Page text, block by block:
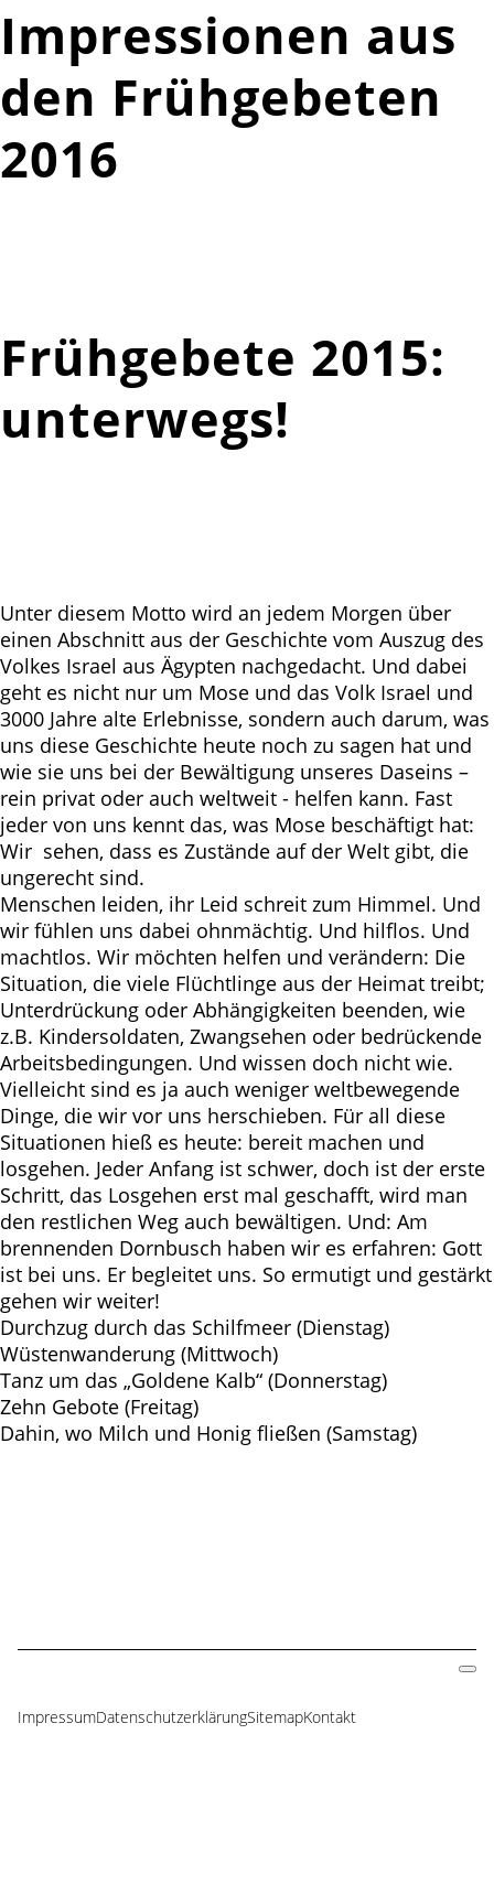
Impressionen aus
den Frühgebeten
2016
Frühgebete 2015:
unterwegs!
Unter diesem Motto wird an jedem Morgen über
einen Abschnitt aus der Geschichte vom Auszug des
Volkes Israel aus Ägypten nachgedacht. Und dabei
geht es nicht nur um Mose und das Volk Israel und
3000 Jahre alte Erlebnisse, sondern auch darum, was
uns diese Geschichte heute noch zu sagen hat und
wie sie uns bei der Bewältigung unseres Daseins –
rein privat oder auch weltweit - helfen kann. Fast
jeder von uns kennt das, was Mose beschäftigt hat:
Wir sehen, dass es Zustände auf der Welt gibt, die
ungerecht sind.
Menschen leiden, ihr Leid schreit zum Himmel. Und
wir fühlen uns dabei ohnmächtig. Und hilflos. Und
machtlos. Wir möchten helfen und verändern: Die
Situation, die viele Flüchtlinge aus der Heimat treibt;
Unterdrückung oder Abhängigkeiten beenden, wie
z.B. Kindersoldaten, Zwangsehen oder bedrückende
Arbeitsbedingungen. Und wissen doch nicht wie.
Vielleicht sind es ja auch weniger weltbewegende
Dinge, die wir vor uns herschieben. Für all diese
Situationen hieß es heute: bereit machen und
losgehen. Jeder Anfang ist schwer, doch ist der erste
Schritt, das Losgehen erst mal geschafft, wird man
den restlichen Weg auch bewältigen. Und: Am
brennenden Dornbusch haben wir es erfahren: Gott
ist bei uns. Er begleitet uns. So ermutigt und gestärkt
gehen wir weiter!
Durchzug durch das Schilfmeer (Dienstag)
Wüstenwanderung (Mittwoch)
Tanz um das „Goldene Kalb“ (Donnerstag)
Zehn Gebote (Freitag)
Dahin, wo Milch und Honig fließen (Samstag)
Navigation
ImpressumDatenschutzerklärungSitemapKontakt